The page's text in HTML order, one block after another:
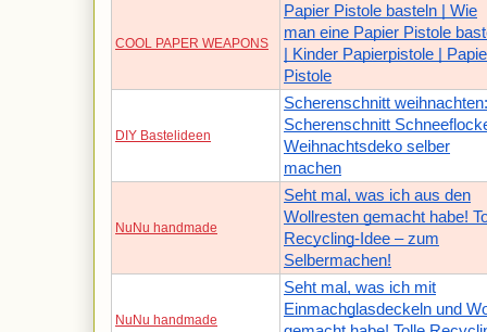
COOL PAPER WEAPONS
Papier Pistole basteln | Wie
man eine Papier Pistole
| Kinder Papierpistole |
Pistole
DIY Bastelideen
Scherenschnitt weihnachten:
Scherenschnitt
Weihnachtsdeko selber
machen
NuNu handmade
Seht mal, was ich aus den
Wollresten gemacht habe!
Recycling-Idee – zum
Selbermachen!
NuNu handmade
Seht mal, was ich mit
Einmachglasdeckeln und